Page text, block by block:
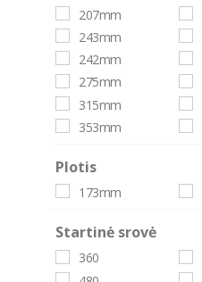
207mm
243mm
242mm
275mm
315mm
353mm
Plotis
173mm
Startinė srovė
360